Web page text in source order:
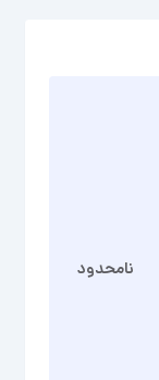
نامحدود